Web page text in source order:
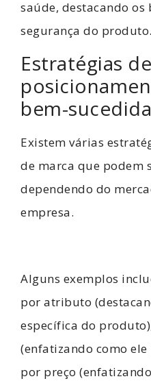
saúde, destacando os
segurança do produto.
Estratégias de
bem-
Existem várias
de marca que podem
dependendo do
empresa.
Alguns exemplos
por atributo
específica do
(enfatizando como
por preço